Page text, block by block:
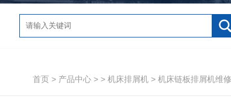
首页 > 产品中心 > > 机床排屑机 > 机床链板排屑机维修